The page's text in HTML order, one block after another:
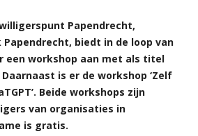
Papendrecht,
Papendrecht, biedt in de loop van
een workshop aan met als titel
Daarnaast is er de workshop ‘Zelf
Beide workshops zijn
van organisaties in
is gratis.